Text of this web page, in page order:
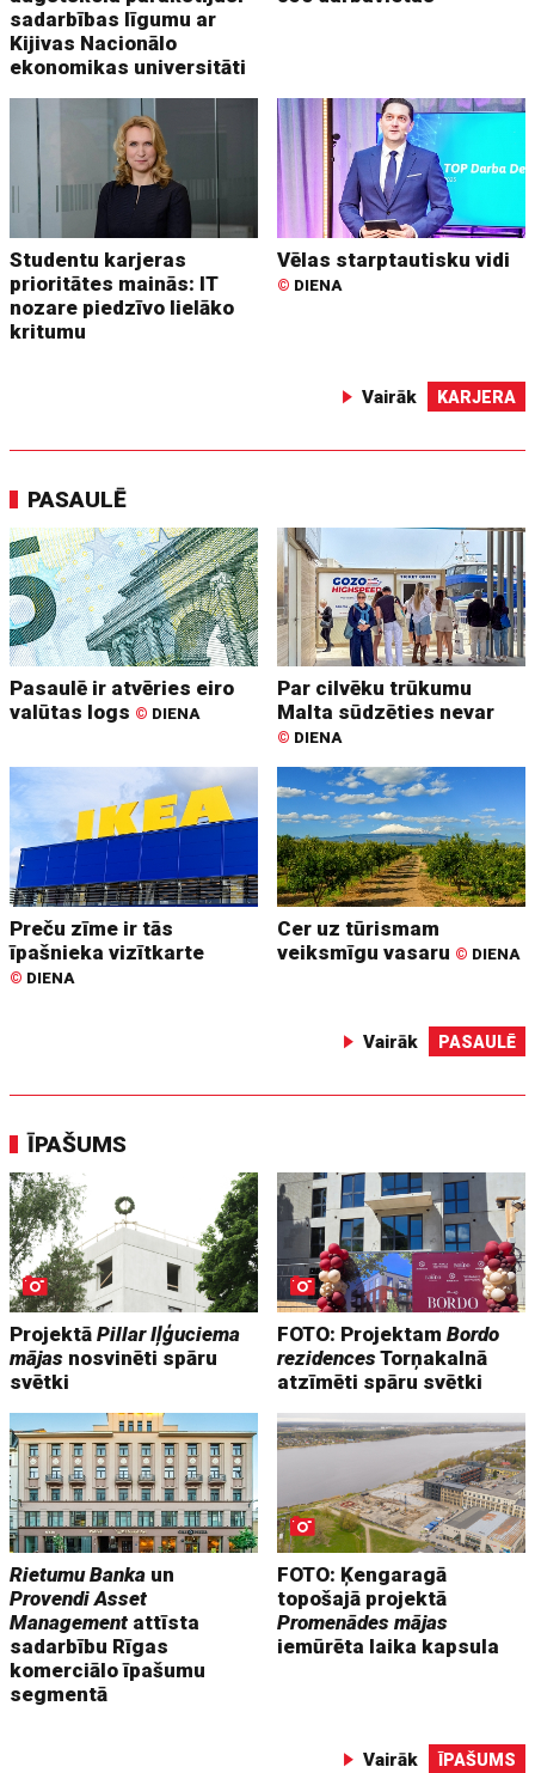
sadarbības līgumu ar
Kijivas Nacionālo
ekonomikas universitāti
Studentu karjeras
prioritātes mainās: IT
nozare piedzīvo lielāko
kritumu
Vēlas starptautisku vidi
© DIENA
Vairāk KARJERA
PASAULĒ
Pasaulē ir atvēries eiro
valūtas logs © DIENA
Par cilvēku trūkumu
Malta sūdzēties nevar
© DIENA
Preču zīme ir tās
īpašnieka vizītkarte
© DIENA
Cer uz tūrismam
veiksmīgu vasaru © DIENA
Vairāk PASAULĒ
ĪPAŠUMS
ProjektāPillar Iļģuciema
mājas nosvinēti spāru
svētki
FOTO: ProjektamBordo
rezidencesTorņakalnā
atzīmēti spāru svētki
Rietumu Banka un
Provendi Asset
Management attīsta
sadarbību Rīgas
komerciālo īpašumu
segmentā
FOTO: Ķengaragā
topošajā projektā
Promenādes mājas
iemūrēta laika kapsula
Vairāk ĪPAŠUMS